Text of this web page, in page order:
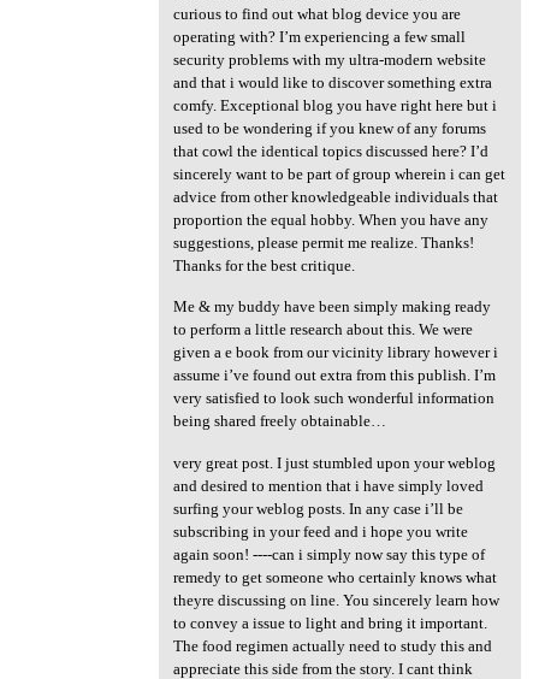
curious to find out what blog device you are
operating with? I’m experiencing a few small
security problems with my ultra-modern website
and that i would like to discover something extra
comfy. Exceptional blog you have right here but i
used to be wondering if you knew of any forums
that cowl the identical topics discussed here? I’d
sincerely want to be part of group wherein i can get
advice from other knowledgeable individuals that
proportion the equal hobby. When you have any
suggestions, please permit me realize. Thanks!
Thanks for the best critique.
Me & my buddy have been simply making ready
to perform a little research about this. We were
given a e book from our vicinity library however i
assume i’ve found out extra from this publish. I’m
very satisfied to look such wonderful information
being shared freely obtainable…
very great post. I just stumbled upon your weblog
and desired to mention that i have simply loved
surfing your weblog posts. In any case i’ll be
subscribing in your feed and i hope you write
again soon! ----can i simply now say this type of
remedy to get someone who certainly knows what
theyre discussing on line. You sincerely learn how
to convey a issue to light and bring it important.
The food regimen actually need to study this and
appreciate this side from the story. I cant think